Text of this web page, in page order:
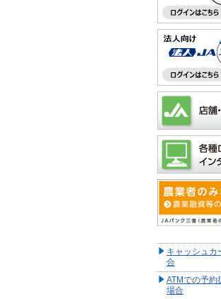
キャッシュカ
合
ATMでの予約
場合